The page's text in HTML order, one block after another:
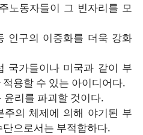
노동자들이 그 빈자리를 모
인구의 이중화를 더욱 강화
국가들이나 미국과 같이 부
용할 수 있는 아이디어다.
윤리를 파괴할 것이다.
주의 체제에 의해 야기된 부
으로서는 부적합하다.